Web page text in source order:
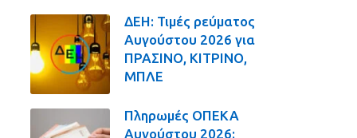
ΔΕΗ: Τιμές ρεύματος
Αυγούστου 2026 για
ΠΡΑΣΙΝΟ, ΚΙΤΡΙΝΟ,
ΜΠΛΕ
Πληρωμές ΟΠΕΚΑ
Αυγούστου 2026: